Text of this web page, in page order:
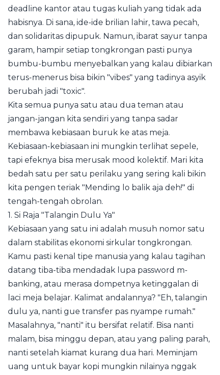
deadline kantor atau tugas kuliah yang tidak ada
habisnya. Di sana, ide-ide brilian lahir, tawa pecah,
dan solidaritas dipupuk. Namun, ibarat sayur tanpa
garam, hampir setiap tongkrongan pasti punya
bumbu-bumbu menyebalkan yang kalau dibiarkan
terus-menerus bisa bikin "vibes" yang tadinya asyik
berubah jadi "toxic".
Kita semua punya satu atau dua teman atau
jangan-jangan kita sendiri yang tanpa sadar
membawa kebiasaan buruk ke atas meja.
Kebiasaan-kebiasaan ini mungkin terlihat sepele,
tapi efeknya bisa merusak mood kolektif. Mari kita
bedah satu per satu perilaku yang sering kali bikin
kita pengen teriak "Mending lo balik aja deh!" di
tengah-tengah obrolan.
1. Si Raja "Talangin Dulu Ya"
Kebiasaan yang satu ini adalah musuh nomor satu
dalam stabilitas ekonomi sirkular tongkrongan.
Kamu pasti kenal tipe manusia yang kalau tagihan
datang tiba-tiba mendadak lupa password m-
banking, atau merasa dompetnya ketinggalan di
laci meja belajar. Kalimat andalannya? "Eh, talangin
dulu ya, nanti gue transfer pas nyampe rumah."
Masalahnya, "nanti" itu bersifat relatif. Bisa nanti
malam, bisa minggu depan, atau yang paling parah,
nanti setelah kiamat kurang dua hari. Meminjam
uang untuk bayar kopi mungkin nilainya nggak